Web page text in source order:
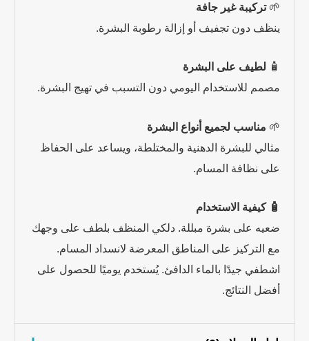
🌱تركيبة غير جافة
ينظف دون تجفيف أو إزالة رطوبة البشرة.
🧴 لطيف على البشرة
مصمم للاستخدام اليومي دون التسبب في تهيج البشرة.
🌱 مناسب لجميع أنواع البشرة
مثالي للبشرة الدهنية والمختلطة، ويساعد على الحفاظ
على نظافة المسام.
🧴 كيفية الاستخدام
ضعيه على بشرة مبللة. دلكي المنظف بلطف على وجهك
مع التركيز على المناطق المعرضة لانسداد المسام.
اشطفي جيدًا بالماء الدافئ. يُستخدم يوميًا للحصول على
أفضل النتائج.